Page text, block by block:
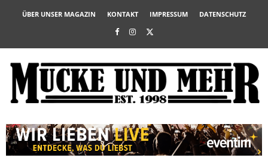
ÜBER UNSER MAGAZIN KONTAKT IMPRESSUM DATENSCHUTZ